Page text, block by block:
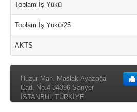
Toplam İş Yükü
Toplam İş Yükü/25
AKTS
Huzur Mah. Maslak Ayazağa
Cad. No.4 34396 Sarıyer
İSTANBUL TÜRKİYE